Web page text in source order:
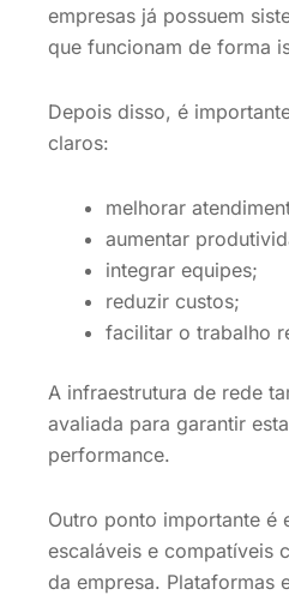
empresas já possuem
que funcionam de forma
Depois disso, é
claros:
melhorar
aumentar
integrar equipes;
reduzir custos;
facilitar o trabalho
A infraestrutura de rede
avaliada para garantir
performance.
Outro ponto importante é
escaláveis e compatíveis
da empresa. Plataformas